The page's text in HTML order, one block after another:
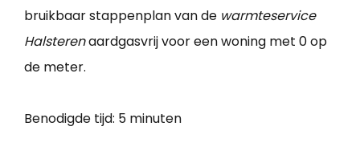
bruikbaar stappenplan van de warmteservice
Halsterenaardgasvrij voor een woning met 0 op
de meter.
Benodigde tijd: 5 minuten